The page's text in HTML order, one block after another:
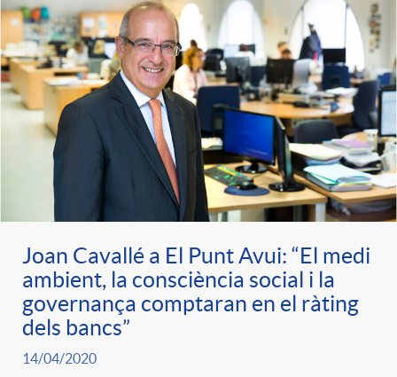
g
o
a
s
Joan Cavallé a El Punt Avui: “El medi
ambient, la consciència social i la
governança comptaran en el ràting
dels bancs”
14/04/2020